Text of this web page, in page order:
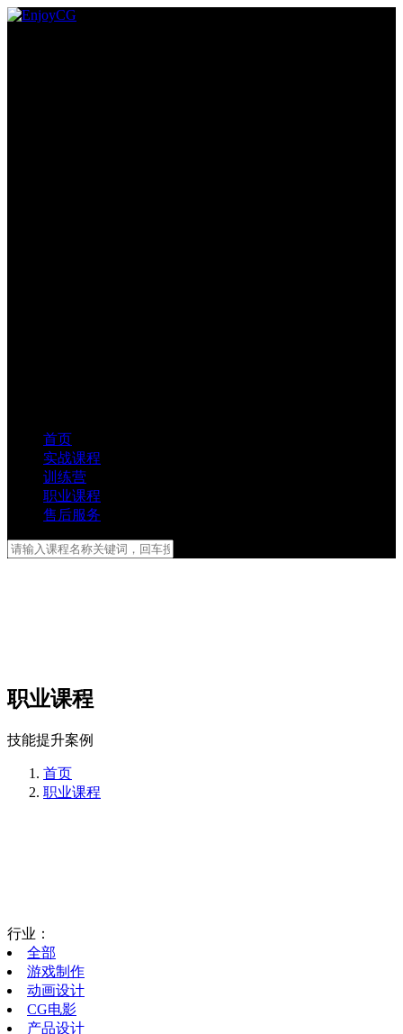
首页
实战课程
训练营
职业课程
售后服务
职业课程
技能提升案例
首页
职业课程
行业：
全部
游戏制作
动画设计
CG电影
产品设计